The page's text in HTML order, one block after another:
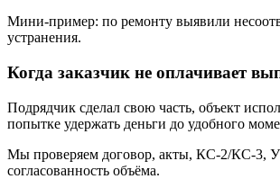
Мини-пример: по ремонту выявили
устранения.
Когда заказчик не оплачивает
Подрядчик сделал свою часть, объект
попытке удержать деньги до удобного
Мы проверяем договор, акты, КС-2/КС-3,
согласованность объёма.